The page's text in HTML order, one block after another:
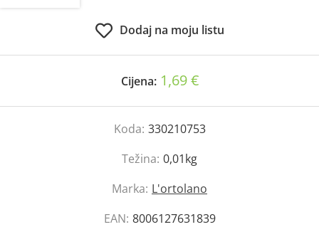
Dodaj na moju listu
Cijena: 1,69 €
Koda: 330210753
Težina: 0,01kg
Marka: L'ortolano
EAN: 8006127631839